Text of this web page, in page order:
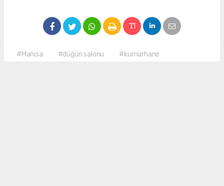
#Manisa #düğün salonu #kumarhane